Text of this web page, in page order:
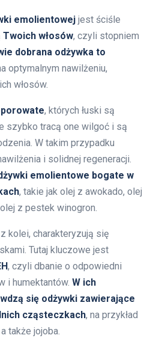
emolientowej jest ściśle
włosów, czyli stopniem
dobrana odżywka to
optymalnym nawilżeniu,
włosów.
, których łuski są
szybko tracą one wilgoć i są
W takim przypadku
i solidnej regeneracji.
emolientowe bogate w
, takie jak olej z awokado, olej
z pestek winogron.
kolei, charakteryzują się
Tutaj kluczowe jest
, czyli dbanie o odpowiedni
i humektantów. W ich
się odżywki zawierające
cząsteczkach, na przykład
także jojoba.